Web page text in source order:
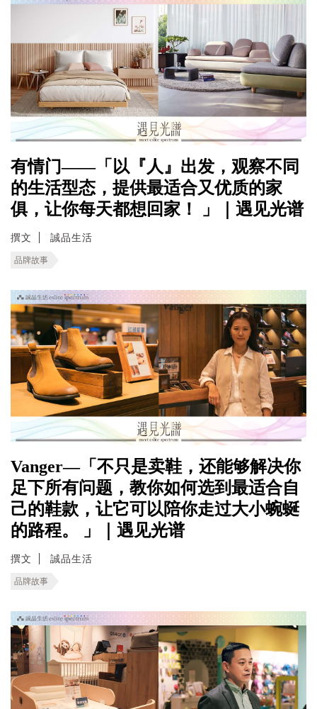
有情门——「以『人』出发，观察不同
的生活型态，提供最适合又优质的家
俱，让你每天都想回家！ 」｜遇见光谱
撰文 誠品生活
品牌故事
Vanger—「不只是卖鞋，还能够解决你
足下所有问题，教你如何选到最适合自
己的鞋款，让它可以陪你走过大小蜿蜒
的路程。 」｜遇见光谱
撰文 誠品生活
品牌故事